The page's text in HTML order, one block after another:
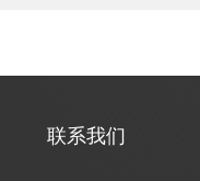
联系我们